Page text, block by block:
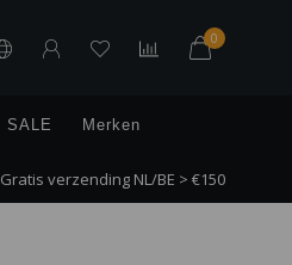
0
SALE Merken
Gratis verzending NL/BE > €150